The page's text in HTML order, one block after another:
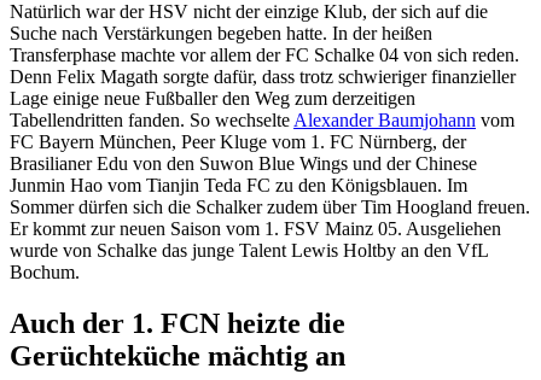
Natürlich war der HSV nicht der einzige Klub, der sich auf die
Suche nach Verstärkungen begeben hatte. In der heißen
Transferphase machte vor allem der FC Schalke 04 von sich reden.
Denn Felix Magath sorgte dafür, dass trotz schwieriger finanzieller
Lage einige neue Fußballer den Weg zum derzeitigen
Tabellendritten fanden. So wechselteAlexander Baumjohann vom
FC Bayern München, Peer Kluge vom 1. FC Nürnberg, der
Brasilianer Edu von den Suwon Blue Wings und der Chinese
Junmin Hao vom Tianjin Teda FC zu den Königsblauen. Im
Sommer dürfen sich die Schalker zudem über Tim Hoogland freuen.
Er kommt zur neuen Saison vom 1. FSV Mainz 05. Ausgeliehen
wurde von Schalke das junge Talent Lewis Holtby an den VfL
Bochum.
Auch der 1. FCN heizte die
Gerüchteküche mächtig an